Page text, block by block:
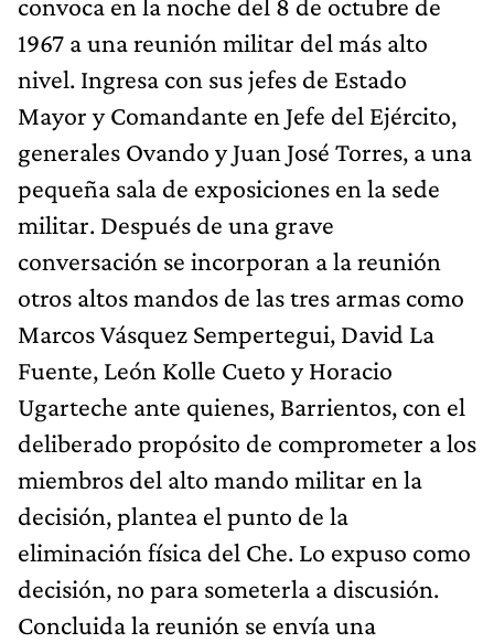
1967 a una reunión militar del más alto
nivel. Ingresa con sus jefes de Estado
Mayor y Comandante en Jefe del Ejército,
generales Ovando y Juan José Torres, a una
pequeña sala de exposiciones en la sede
militar. Después de una grave
conversación se incorporan a la reunión
otros altos mandos de las tres armas como
Marcos Vásquez Sempertegui, David La
Fuente, León Kolle Cueto y Horacio
Ugarteche ante quienes, Barrientos, con el
deliberado propósito de comprometer a los
miembros del alto mando militar en la
decisión, plantea el punto de la
eliminación física del Che. Lo expuso como
decisión, no para someterla a discusión.
Concluida la reunión se envía una